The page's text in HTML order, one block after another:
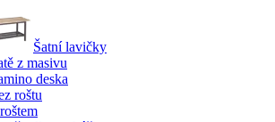
Šatní lavičky
z masivu
deska
roštu